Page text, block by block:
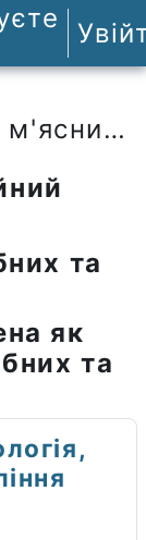
Технології м'ясних,рибних та морепродуктів
та
як
та